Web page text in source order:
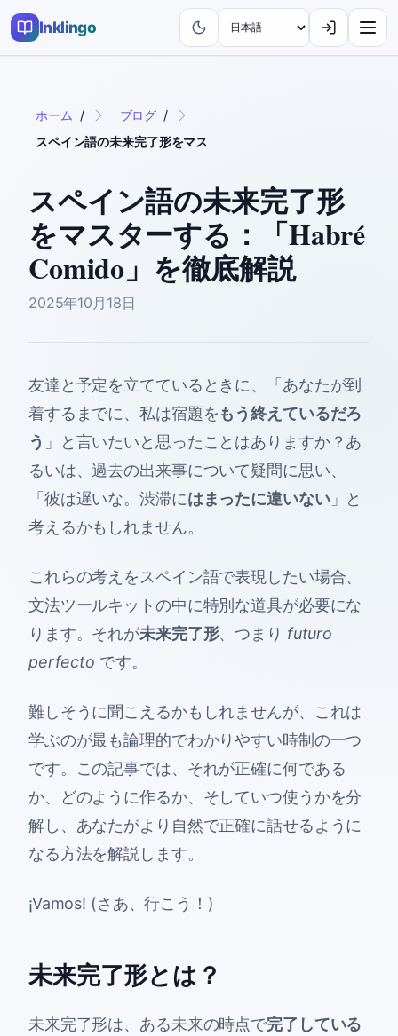
Inklingo
ホーム / ブログ /
スペイン語の未来完了形をマスターする：「Habré Comido」
スペイン語の未来完了形
をマスターする：「Habré
Comido」を徹底解説
2025年10月18日
友達と予定を立てているときに、「あなたが到
着するまでに、私は宿題をもう終えているだろ
う 」と言いたいと思ったことはありますか？あ
るいは、過去の出来事について疑問に思い、
「彼は遅いな。渋滞にはまったに違いない」と
考えるかもしれません。
これらの考えをスペイン語で表現したい場合、
文法ツールキットの中に特別な道具が必要にな
ります。それが未来完了形、つまり futuro
perfecto です。
難しそうに聞こえるかもしれませんが、これは
学ぶのが最も論理的でわかりやすい時制の一つ
です。この記事では、それが正確に何である
か、どのように作るか、そしていつ使うかを分
解し、あなたがより自然で正確に話せるように
なる方法を解説します。
¡Vamos! (さあ、行こう！)
未来完了形とは？
未来完了形は、ある未来の時点で完了している